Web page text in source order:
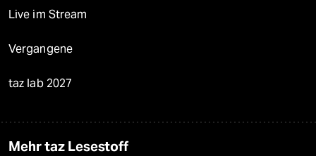
Live im Stream
Vergangene
taz lab 2027
Mehr taz Lesestoff